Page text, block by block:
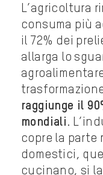
L’agricoltura
consuma più
il 72% dei
allarga lo
raggiunge il
mondiali .
copre la parte
domestici,
cucinano, si